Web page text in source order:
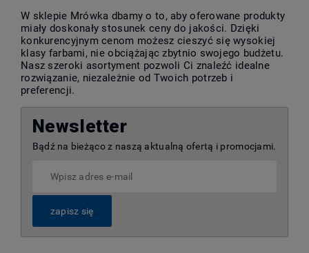
W sklepie Mrówka dbamy o to, aby oferowane produkty
miały doskonały stosunek ceny do jakości. Dzięki
konkurencyjnym cenom możesz cieszyć się wysokiej
klasy farbami, nie obciążając zbytnio swojego budżetu.
Nasz szeroki asortyment pozwoli Ci znaleźć idealne
rozwiązanie, niezależnie od Twoich potrzeb i
preferencji.
Newsletter
Bądź na bieżąco z naszą aktualną ofertą i promocjami.
zapisz się